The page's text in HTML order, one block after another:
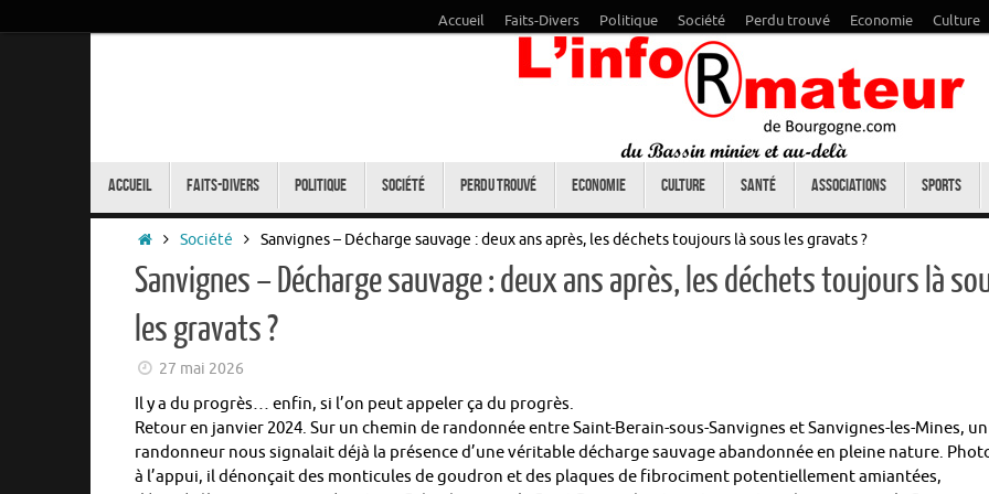
Accueil Faits-Divers Politique Société Perdu trouvé Economie Culture
Accueil Faits-Divers Politique Société Perdu trouvé Economie Culture Santé Associations Sports
Accueil
Société Sanvignes – Décharge sauvage : deux ans après, les déchets toujours là sous les gravats ?
Sanvignes – Décharge sauvage : deux ans après, les déchets toujours là
les gravats ?
27 mai 2026
Il y a du progrès… enfin, si l’on peut appeler ça du progrès.
Retour en janvier 2024. Sur un chemin de randonnée entreSaint-Berain-sous-Sanvignes etSanvignes-les-Mines, un
randonneur nous signalait déjà la présence d’une véritable décharge sauvage abandonnée en pleine nature.
à l’appui, il dénonçait des monticules de goudron et des plaques de fibrociment potentiellement amiantées,